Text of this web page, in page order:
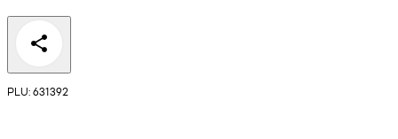
PLU: 631392